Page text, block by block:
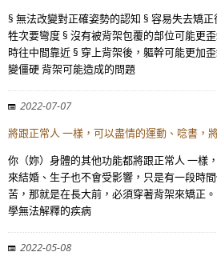
§ 無法改變對正確姿勢的認知 § 容易失去矯
牲次要彎度 § 沒有被背架包覆的部位可能更
時往中間靠近 § 穿上背架後，軀幹可能更加
變僵硬 背架可能造成的問題
2022-07-07
將跟正常人 一樣，可以盡情的運動、唸書，
你（妳）身體的其他功能都將跟正常人 一樣
來結婚、生子也不會受影響，只是有一段時
苦，那就是在長大前，必須穿著背架來矯正
學無法解釋的疾病
2022-05-08